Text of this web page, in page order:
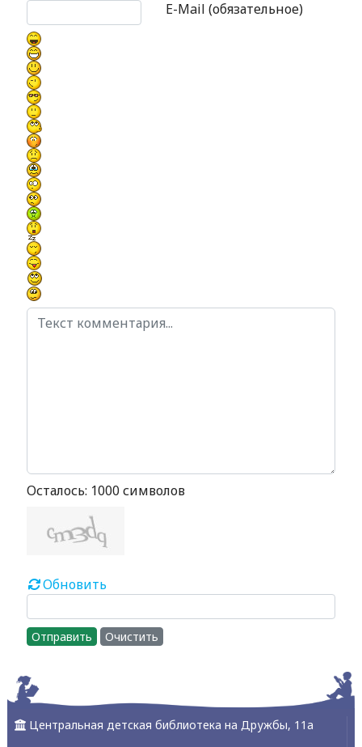
E-Mail (обязательное)
Осталось: 1000 символов
Обновить
Отправить Очистить
Центральная детская библиотека на Дружбы, 11а